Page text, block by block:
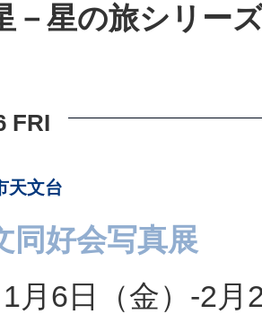
－星の旅シリー
FRI
天文台
同好会写真展
月6日（金）-2